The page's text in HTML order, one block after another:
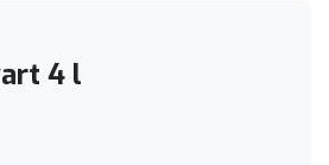
4 l